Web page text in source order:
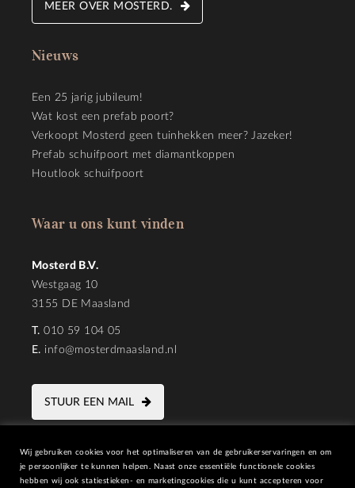
MEER OVER MOSTERD.
Nieuws
Een 25 jarig jubileum!
Wat kost een prefab poort?
Verkoopt Mosterd geen tuinhekken meer? Jazeker!
Prefab schuifpoort met diamantkoppen
Houtlook schuifpoort
Waar u ons kunt vinden
Mosterd B.V.
Westgaag 10
3155 DE Maasland
T. 010 59 104 05
E. info@mosterdmaasland.nl
STUUR EEN MAIL
Wij gebruiken cookies voor het optimaliseren van de gebruikerservaringen en om
je persoonlijker te kunnen helpen. Naast onze essentiële functionele cookies
hebben wij ook statiestieken- en marketingcookies die u kunt accepteren voor